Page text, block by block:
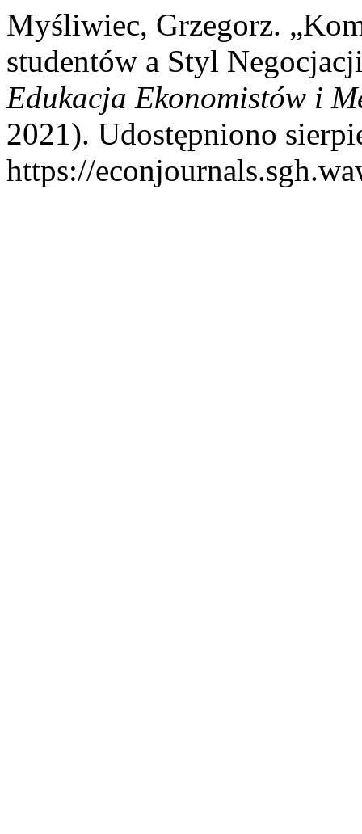
Myśliwiec, Grzegorz.
studentów a Styl
Edukacja Ekonomistów i
2021). Udostępniono
https://